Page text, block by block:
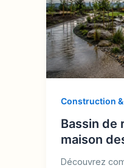
Construction
Bassin de
maison
Découvrez